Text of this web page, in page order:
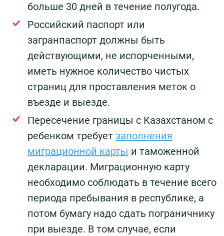
больше 30 дней в течение полугода.
Российский паспорт или
загранпаспорт должны быть
действующими, не испорченными,
иметь нужное количество чистых
страниц для проставления меток о
въезде и выезде.
Пересечение границы с Казахстаном с
ребенком требует заполнения
миграционной карты и таможенной
декларации. Миграционную карту
необходимо соблюдать в течение всего
периода пребывания в республике, а
потом бумагу надо сдать пограничнику
при выезде. В том случае, если